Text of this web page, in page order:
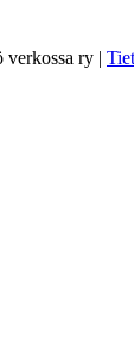
ry |